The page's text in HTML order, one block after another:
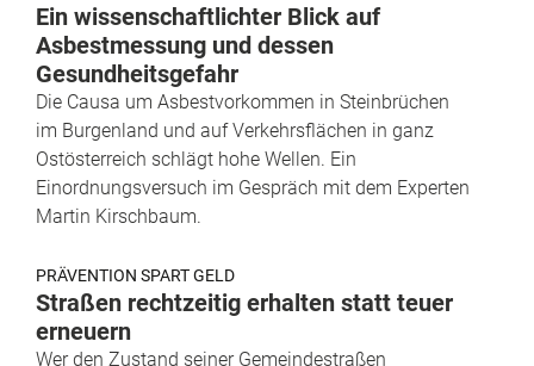
Ein wissenschaftlichter Blick auf
Asbestmessung und dessen
Gesundheitsgefahr
Die Causa um Asbestvorkommen in Steinbrüchen
im Burgenland und auf Verkehrsflächen in ganz
Ostösterreich schlägt hohe Wellen. Ein
Einordnungsversuch im Gespräch mit dem Experten
Martin Kirschbaum.
PRÄVENTION SPART GELD
Straßen rechtzeitig erhalten statt teuer
erneuern
Wer den Zustand seiner Gemeindestraßen